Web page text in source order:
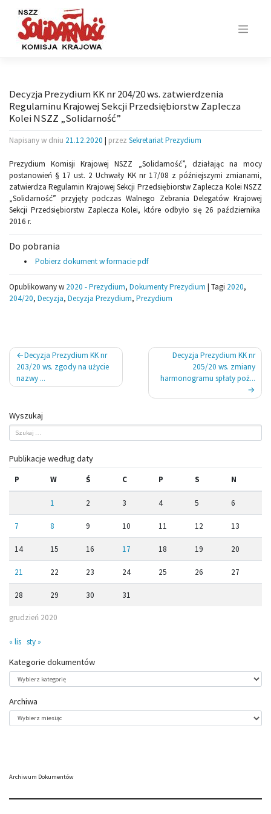
content
Decyzja Prezydium KK nr 204/20 ws. zatwierdzenia
Regulaminu Krajowej Sekcji Przedsiębiorstw Zaplecza
Kolei NSZZ „Solidarność”
Napisany w dniu 21.12.2020 | przez Sekretariat Prezydium
Prezydium Komisji Krajowej NSZZ „Solidarność”, działając na mocy
postanowień § 17 ust. 2 Uchwały KK nr 17/08 z późniejszymi zmianami,
zatwierdza Regulamin Krajowej Sekcji Przedsiębiorstw Zaplecza Kolei NSZZ
„Solidarność” przyjęty podczas Walnego Zebrania Delegatów Krajowej
Sekcji Przedsiębiorstw Zaplecza Kolei, które odbyło się 26 października
2016 r.
Do pobrania
Pobierz dokument w formacie pdf
Opublikowany w 2020 - Prezydium, Dokumenty Prezydium | Tagi 2020,
204/20, Decyzja, Decyzja Prezydium, Prezydium
Nawigacja
wpisu
Decyzja Prezydium KK nr
203/20 ws. zgody na użycie
nazwy ...
Decyzja Prezydium KK nr
205/20 ws. zmiany
harmonogramu spłaty poż...
Wyszukaj
Publikacje według daty
grudzień 2020
P W Ś C P S N
1 2 3 4 5 6
7 8 9 10 11 12 13
14 15 16 17 18 19 20
21 22 23 24 25 26 27
28 29 30 31
« lis sty »
Kategorie dokumentów
dokumentów
Archiwa
Archiwa
Archiwum Dokumentów